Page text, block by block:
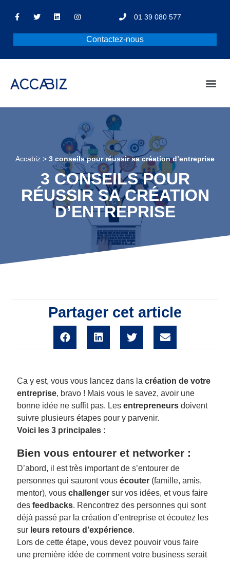
01 39 080 577
Contactez-nous
Accabiz > 3 conseils pour réussir sa création d’entreprise
3 CONSEILS POUR
RÉUSSIR SA CRÉATION
D’ENTREPRISE
Partager cet article
Ca y est, vous vous lancez dans lacréation de votre
entreprise, bravo ! Mais vous le savez, avoir une
bonne idée ne suffit pas. Lesentrepreneurs doivent
suivre plusieurs étapes pour y parvenir.
Voici les 3 principales :
Bien vous entourer et networker :
D’abord, il est très important de s’entourer de
personnes qui sauront vous écouter (famille, amis,
mentor), vouschallengersur vos idées, et vous faire
desfeedbacks. Rencontrez des personnes qui sont
déjà passé par la création d’entreprise et écoutez les
sur leurs retours d’expérience.
Lors de cette étape, vous devez pouvoir vous faire
une première idée de comment votre business serait